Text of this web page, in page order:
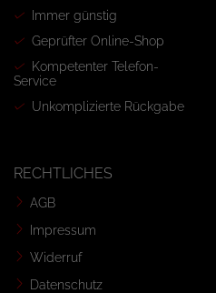
Immer günstig
Geprüfter Online-Shop
Kompetenter Telefon-
Service
Unkomplizierte Rückgabe
RECHTLICHES
AGB
Impressum
Widerruf
Datenschutz